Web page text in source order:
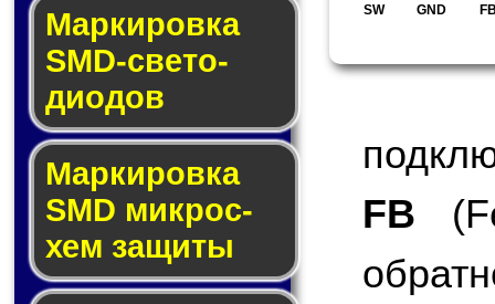
Маркировка
SMD-све­то­
дио­дов
Мар­ки­ров­ка
SMD мик­рос­
хем защиты
SW GND
FB